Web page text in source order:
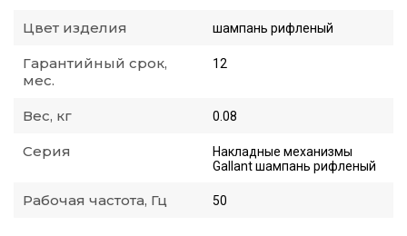
Цвет изделия шампань рифленый
Гарантийный срок,
мес.
12
Вес, кг 0.08
Серия
Накладные механизмы
Gallant шампань рифленый
Рабочая частота, Гц 50